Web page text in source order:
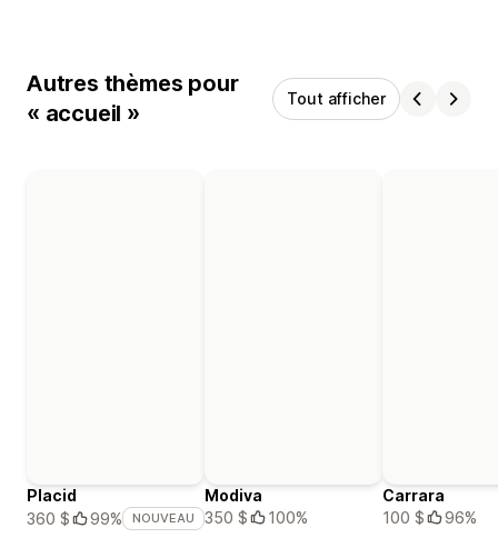
Autres thèmes pour
« accueil »
Tout afficher
Placid
360 $
99% NOUVEAU
Modiva
350 $
100%
Carrara
100 $
96%